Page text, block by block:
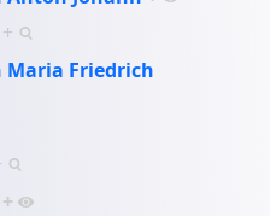
+
Maria Friedrich
+